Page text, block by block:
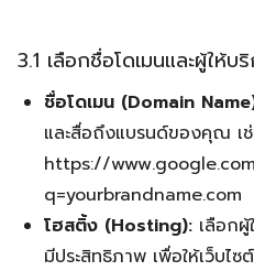
3.1 เลือกชื่อโดเมนและผู้ให้บ
ชื่อโดเมน (Domain
และสื่อถึงแบรนด์ของคุณ เ
https://
q=yourbrandname.com
โฮสติ้ง (Hosting): เลือก
มีประสิทธิภาพ เพื่อให้เว็บไ